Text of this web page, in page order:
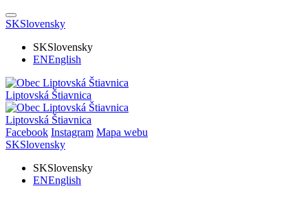
SKSlovensky
SKSlovensky
ENEnglish
Liptovská Štiavnica
Liptovská Štiavnica
Facebook Instagram Mapa webu
SKSlovensky
SKSlovensky
ENEnglish